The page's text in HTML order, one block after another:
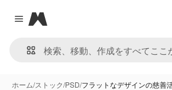
Close menu
Magnific
ホーム/ストック/PSD/フラットなデザインの慈善